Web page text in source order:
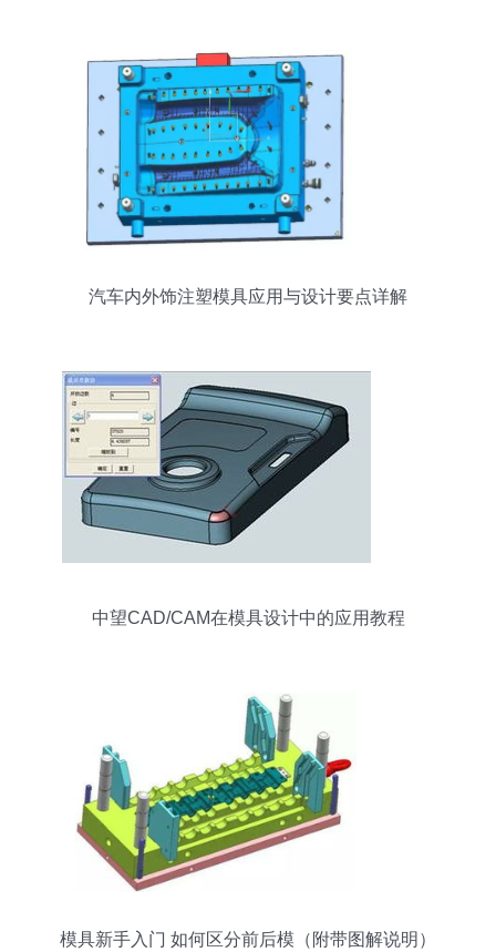
汽车内外饰注塑模具应用与设计要点详解
中望CAD/CAM在模具设计中的应用教程
模具新手入门 如何区分前后模（附带图解说明）